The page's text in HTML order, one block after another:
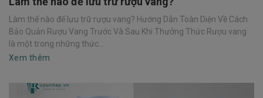
Làm thế nào để lưu trữ rượu vang? Hướng Dẫn Toàn Diện Về Cách
Bảo Quản Rượu Vang Trước Và Sau Khi Thưởng Thức Rượu vang
là một trong những thức...
Xem thêm